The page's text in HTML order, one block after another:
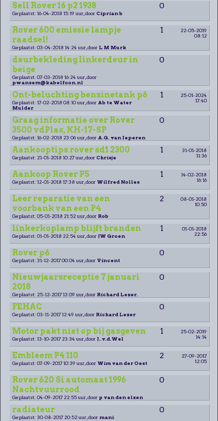
Sell Rover 16 p2 1938 0
Geplaatst: 16-04-2018 15:19 uur, door Ciprian b
Rover 600 emissie lampje
raadsel!
1
22-05-2019
08:12
Geplaatst: 03-04-2018 14:24 uur, door L M Murk
deurbekleding linkerdeur in
beige
0
Geplaatst: 07-03-2018 16:24 uur, door
pwansem@kabelfoon.nl
Ont-beluchting benzinetank p6 1
25-01-2024
17:40
Geplaatst: 17-02-2018 08:10 uur, door Ab te Water
Mulder
Graag informatie over Rover
3500 vdPlas, KH-17-SP
0
Geplaatst: 16-02-2018 23:06 uur, door A.G. van Ieperen
Aankooptips rover sd1 2300 1
31-01-2018
11:36
Geplaatst: 21-01-2018 10:27 uur, door Chrisje
Aankoop Rover P5 1
14-02-2018
16:16
Geplaatst: 12-01-2018 17:38 uur, door Wilfred Nolles
Leer reparatie van een
voorbank van een P4
2
08-01-2018
10:50
Geplaatst: 05-01-2018 21:52 uur, door Rob
linkerkoplamp blijft branden 1
01-01-2018
22:56
Geplaatst: 01-01-2018 22:54 uur, door JW Groen
Rover p6 0
Geplaatst: 31-12-2017 00:04 uur, door Vincent
Nieuwjaarsreceptie 7 januari
2018
0
Geplaatst: 25-12-2017 13:09 uur, door Richard Lezer.
FEHAC 0
Geplaatst: 03-11-2017 12:49 uur, door Richard Lezer
Motor pakt niet op bij gasgeven 1
25-02-2019
14:14
Geplaatst: 13-10-2017 23:34 uur, door J..v.d.Wel
Embleem P4 110 2
27-09-2017
12:05
Geplaatst: 07-09-2017 10:39 uur, door Wim van der Oest
Rover 620 Si automaat 1996
Nachtvuurrood
0
Geplaatst: 04-09-2017 22:55 uur, door p van den elzen
radiateur 0
Geplaatst: 30-08-2017 20:52 uur, door mani